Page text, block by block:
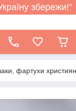
збережи!"
фартухи